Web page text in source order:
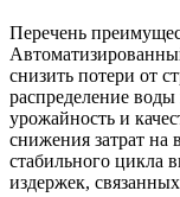
Перечень
снизить потери от
распределение
урожайность и
снижения затрат на
стабильного цикла
издержек,